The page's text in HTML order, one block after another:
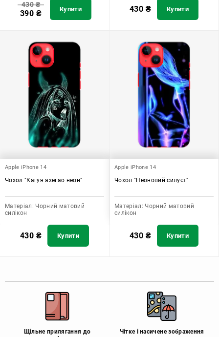
430₴
390 ₴ Купити 430 ₴ Купити
Apple iPhone 14
Чохол "Кагуя ахегао неон"
Матеріал: Чорний матовий
силікон
430 ₴ Купити
Apple iPhone 14
Чохол "Неоновий силуєт"
Матеріал: Чорний матовий
силікон
430 ₴ Купити
Щільне прилягання до
Чітке і насичене зображення